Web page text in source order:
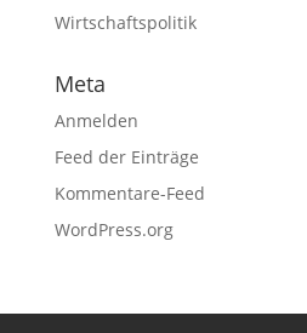
Wirtschaftspolitik
Meta
Anmelden
Feed der Einträge
Kommentare-Feed
WordPress.org